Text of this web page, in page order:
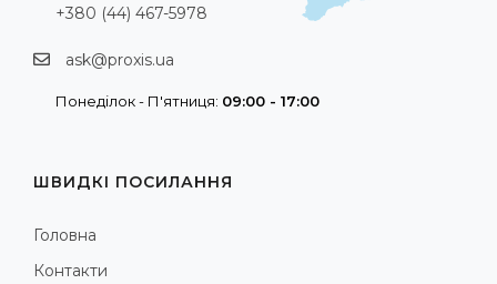
+380 (44) 467-5978
ask@proxis.ua
Понеділок - П'ятниця: 09:00 - 17:00
ШВИДКІ ПОСИЛАННЯ
Головна
Контакти